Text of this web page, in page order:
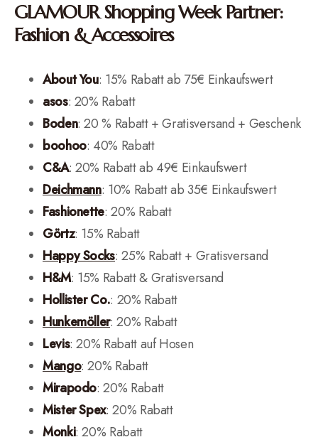
GLAMOUR Shopping Week Partner:
Fashion & Accessoires
About You: 15% Rabatt ab 75€ Einkaufswert
asos: 20% Rabatt
Boden: 20 % Rabatt + Gratisversand + Geschenk
boohoo: 40% Rabatt
C&A: 20% Rabatt ab 49€ Einkaufswert
Deichmann: 10% Rabatt ab 35€ Einkaufswert
Fashionette: 20% Rabatt
Görtz: 15% Rabatt
Happy Socks: 25% Rabatt + Gratisversand
H&M: 15% Rabatt & Gratisversand
Hollister Co.: 20% Rabatt
Hunkemöller: 20% Rabatt
Levis: 20% Rabatt auf Hosen
Mango: 20% Rabatt
Mirapodo: 20% Rabatt
Mister Spex: 20% Rabatt
Monki: 20% Rabatt